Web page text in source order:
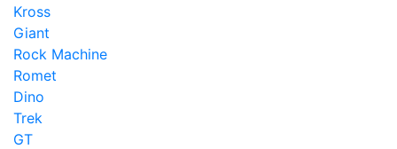
Kross
Giant
Rock Machine
Romet
Dino
Trek
GT